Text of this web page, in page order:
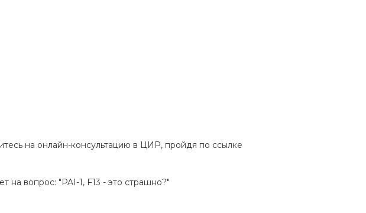
на онлайн-консультацию в ЦИР, пройдя по ссылке
на вопрос: "PAI-1, F13 - это страшно?"